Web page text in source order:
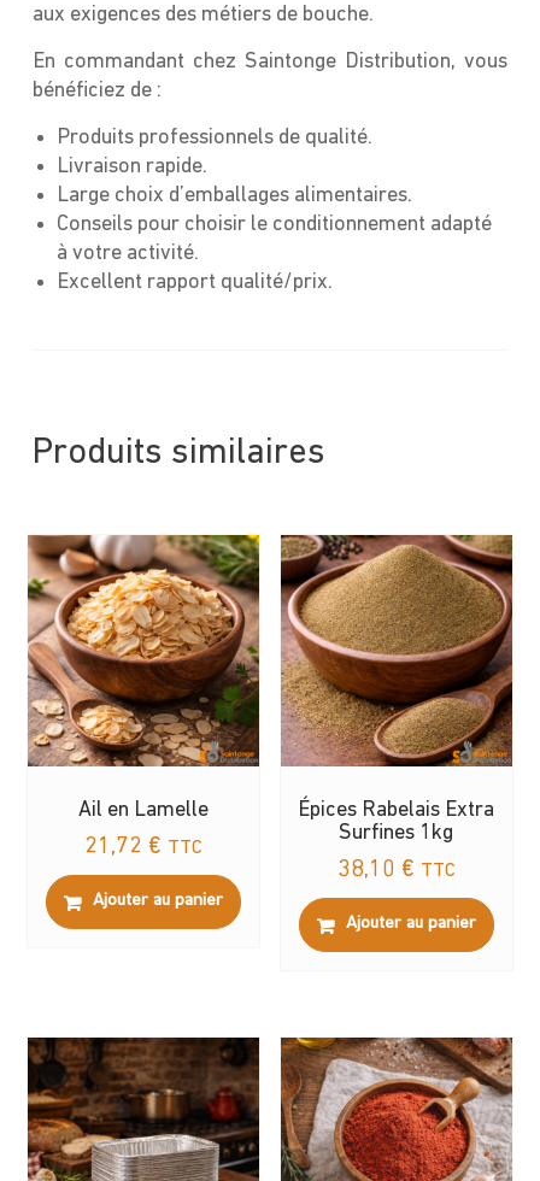
aux exigences des métiers de bouche.
En commandant chez Saintonge Distribution, vous
bénéficiez de :
Produits professionnels de qualité.
Livraison rapide.
Large choix d’emballages alimentaires.
Conseils pour choisir le conditionnement adapté
à votre activité.
Excellent rapport qualité/prix.
Produits similaires
Ail en Lamelle
21,72 € TTC
Ajouter au panier
Épices Rabelais Extra
Surfines 1kg
38,10 € TTC
Ajouter au panier